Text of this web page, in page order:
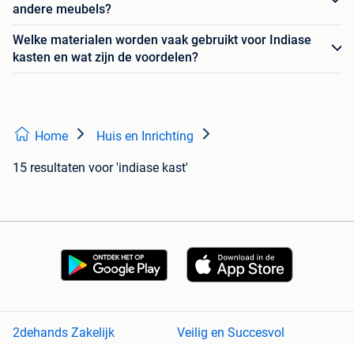
andere meubels?
Welke materialen worden vaak gebruikt voor Indiase
kasten en wat zijn de voordelen?
Home Huis en Inrichting
15 resultaten voor 'indiase kast'
2dehands Zakelijk Veilig en Succesvol